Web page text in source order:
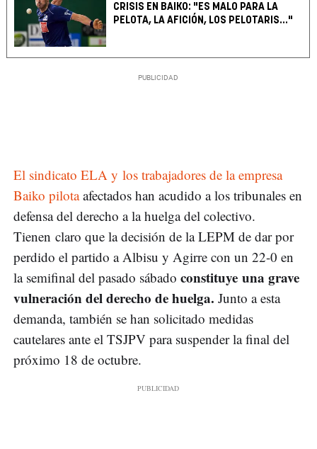
CRISIS EN BAIKO: "ES MALO PARA LA
PELOTA, LA AFICIÓN, LOS PELOTARIS..."
El sindicato ELA y los trabajadores de la empresa
Baiko pilotaafectados han acudido a los tribunales en
defensa del derecho a la huelga del colectivo.
Tienen claro que la decisión de la LEPM de dar por
perdido el partido a Albisu y Agirre con un 22-0 en
la semifinal del pasado sábado constituye una grave
vulneración del derecho de huelga. Junto a esta
demanda, también se han solicitado medidas
cautelares ante el TSJPV para suspender la final del
próximo 18 de octubre.